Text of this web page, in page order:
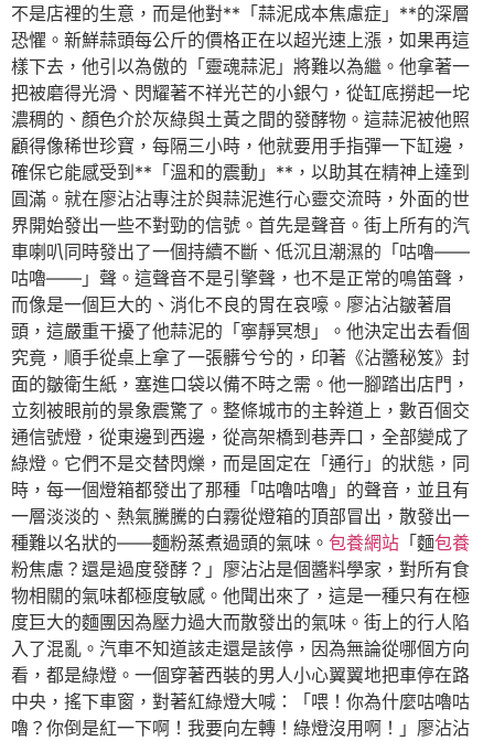
不是店裡的生意，而是他對**「蒜泥成本焦慮症」**的深層
恐懼。新鮮蒜頭每公斤的價格正在以超光速上漲，如果再這
樣下去，他引以為傲的「靈魂蒜泥」將難以為繼。他拿著一
把被磨得光滑、閃耀著不祥光芒的小銀勺，從缸底撈起一坨
濃稠的、顏色介於灰綠與土黃之間的發酵物。這蒜泥被他照
顧得像稀世珍寶，每隔三小時，他就要用手指彈一下缸邊，
確保它能感受到**「溫和的震動」**，以助其在精神上達到
圓滿。就在廖沾沾專注於與蒜泥進行心靈交流時，外面的世
界開始發出一些不對勁的信號。首先是聲音。街上所有的汽
車喇叭同時發出了一個持續不斷、低沉且潮濕的「咕嚕——
咕嚕——」聲。這聲音不是引擎聲，也不是正常的鳴笛聲，
而像是一個巨大的、消化不良的胃在哀嚎。廖沾沾皺著眉
頭，這嚴重干擾了他蒜泥的「寧靜冥想」。他決定出去看個
究竟，順手從桌上拿了一張髒兮兮的，印著《沾醬秘笈》封
面的皺衛生紙，塞進口袋以備不時之需。他一腳踏出店門，
立刻被眼前的景象震驚了。整條城市的主幹道上，數百個交
通信號燈，從東邊到西邊，從高架橋到巷弄口，全部變成了
綠燈。它們不是交替閃爍，而是固定在「通行」的狀態，同
時，每一個燈箱都發出了那種「咕嚕咕嚕」的聲音，並且有
一層淡淡的、熱氣騰騰的白霧從燈箱的頂部冒出，散發出一
種難以名狀的——麵粉蒸煮過頭的氣味。 包養網站 「麵包養
粉焦慮？還是過度發酵？」廖沾沾是個醬料學家，對所有食
物相關的氣味都極度敏感。他聞出來了，這是一種只有在極
度巨大的麵團因為壓力過大而散發出的氣味。街上的行人陷
入了混亂。汽車不知道該走還是該停，因為無論從哪個方向
看，都是綠燈。一個穿著西裝的男人小心翼翼地把車停在路
中央，搖下車窗，對著紅綠燈大喊：「喂！你為什麼咕嚕咕
嚕？你倒是紅一下啊！我要向左轉！綠燈沒用啊！」廖沾沾